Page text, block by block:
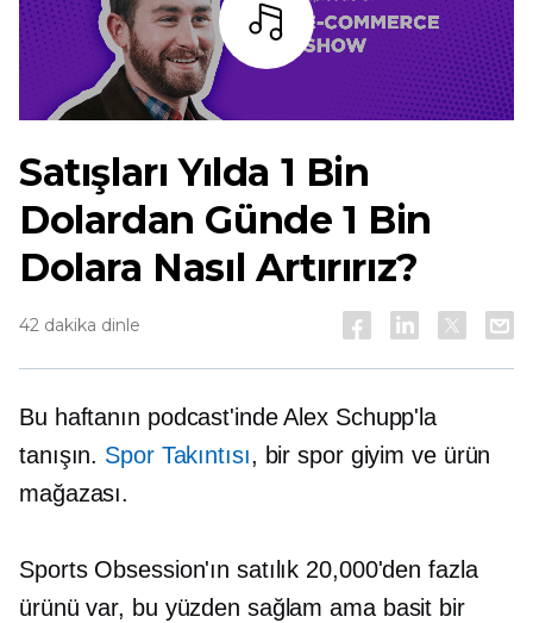
Satışları Yılda 1 Bin
Dolardan Günde 1 Bin
Dolara Nasıl Artırırız?
42 dakika dinle
Bu haftanın podcast'inde Alex Schupp'la
tanışın. Spor Takıntısı, bir spor giyim ve ürün
mağazası.
Sports Obsession'ın satılık 20,000'den fazla
ürünü var, bu yüzden sağlam ama basit bir